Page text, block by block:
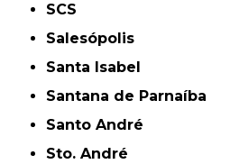
SCS
Salesópolis
Santa Isabel
Santana de Parnaíba
Santo André
Sto. André